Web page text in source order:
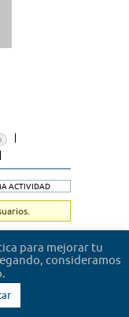
para mejorar tu
consideramos